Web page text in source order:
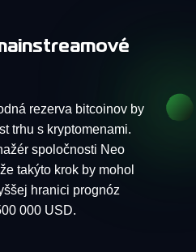
rezerva bitcoinov by
trhu s kryptomenami.
spoločnosti Neo
takýto krok by mohol
hranici prognóz
000 USD.